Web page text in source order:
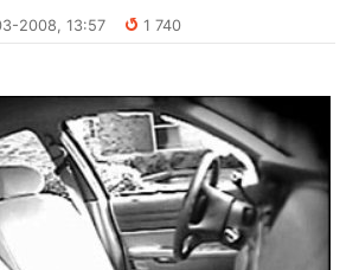
2008, 13:57
1 740